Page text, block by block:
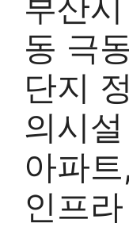
동 극
단지
의시
아파
인프라